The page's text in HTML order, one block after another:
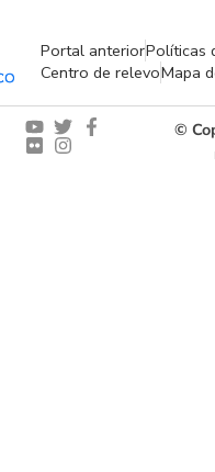
Portal anteriorPolíticas
Centro de relevoMapa
©